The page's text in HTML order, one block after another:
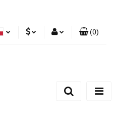
(0)